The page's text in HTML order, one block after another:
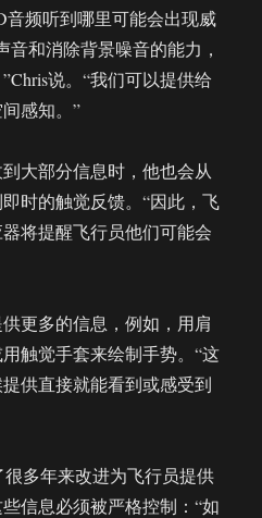
频听到哪里可能会出现威
音和消除背景噪音的能力，
说。“我们可以提供给
感知。”
大部分信息时，他也会从
时的触觉反馈。“因此，飞
将提醒飞行员他们可能会
更多的信息，例如，用肩
触觉手套来绘制手势。“这
供直接就能看到或感受到
多年来改进为飞行员提供
信息必须被严格控制：“如